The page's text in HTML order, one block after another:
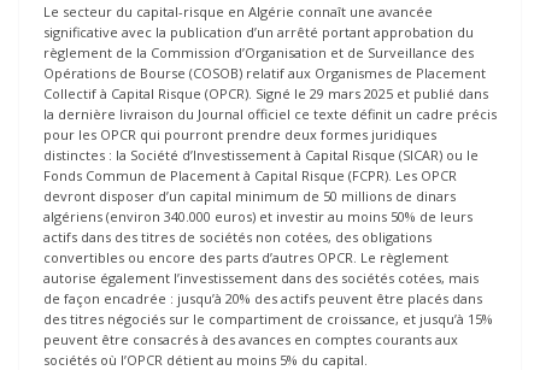
Le secteur du capital-risque en Algérie connaît une avancée
significative avec la publication d’un arrêté portant approbation du
règlement de la Commission d’Organisation et de Surveillance des
Opérations de Bourse (COSOB) relatif aux Organismes de Placement
Collectif à Capital Risque (OPCR). Signé le 29 mars 2025 et publié dans
la dernière livraison du Journal officiel ce texte définit un cadre précis
pour les OPCR qui pourront prendre deux formes juridiques
distinctes : la Société d’Investissement à Capital Risque (SICAR) ou le
Fonds Commun de Placement à Capital Risque (FCPR). Les OPCR
devront disposer d’un capital minimum de 50 millions de dinars
algériens (environ 340.000 euros) et investir au moins 50% de leurs
actifs dans des titres de sociétés non cotées, des obligations
convertibles ou encore des parts d’autres OPCR. Le règlement
autorise également l’investissement dans des sociétés cotées, mais
de façon encadrée : jusqu’à 20% des actifs peuvent être placés dans
des titres négociés sur le compartiment de croissance, et jusqu’à 15%
peuvent être consacrés à des avances en comptes courants aux
sociétés où l’OPCR détient au moins 5% du capital.